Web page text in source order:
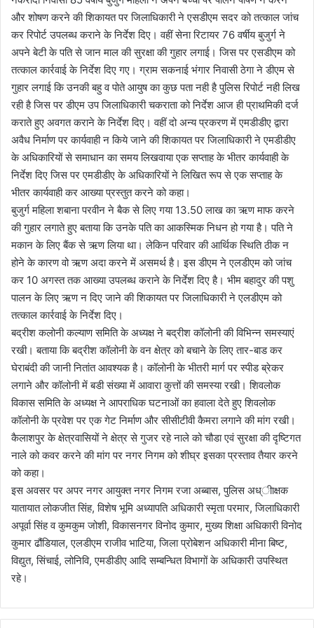
और शोषण करने की शिकायत पर जिलाधिकारी ने एसडीएम सदर को तत्काल जांच
कर रिपोर्ट उपलब्ध कराने के निर्देश दिए। वहीं सेना रिटायर 76 वर्षीय बुजुर्ग ने
अपने बेटी के पति से जान माल की सुरक्षा की गुहार लगाई। जिस पर एसडीएम को
तत्काल कार्रवाई के निर्देश दिए गए। ग्राम सकनाई भंगार निवासी ठेगा ने डीएम से
गुहार लगाई कि उनकी बहु व पोते आयुष का कुछ पता नही है पुलिस रिपोर्ट नही लिख
रही है जिस पर डीएम उप जिलाधिकारी चकराता को निर्देश आज ही प्राथमिकी दर्ज
कराते हुए अवगत कराने के निर्देश दिए। वहीं दो अन्य प्रकरण में एमडीडीए द्वारा
अवैध निर्माण पर कार्यवाही न किये जाने की शिकायत पर जिलाधिकारी ने एमडीडीए
के अधिकारियों से समाधान का समय लिखवाया एक सप्ताह के भीतर कार्यवाही के
निर्देश दिए जिस पर एमडीडीए के अधिकारियों ने लिखित रूप से एक सप्ताह के
भीतर कार्यवाही कर आख्या प्रस्तुत करने को कहा।
बुजुर्ग महिला शबाना परवीन ने बैक से लिए गया 13.50 लाख का ऋण माफ करने
की गुहार लगाते हुए बताया कि उनके पति का आकस्मिक निधन हो गया है। पति ने
मकान के लिए बैंक से ऋण लिया था। लेकिन परिवार की आर्थिक स्थिति ठीक न
होने के कारण वो ऋण अदा करने में असमर्थ है। इस डीएम ने एलडीएम को जांच
कर 10 अगस्त तक आख्या उपलब्ध कराने के निर्देश दिए है। भीम बहादुर की पशु
पालन के लिए ऋण न दिए जाने की शिकायत पर जिलाधिकारी ने एलडीएम को
तत्काल कार्रवाई के निर्देश दिए।
बद्रीश कलोनी कल्याण समिति के अध्यक्ष ने बद्रीश कॉलोनी की विभिन्न समस्याएं
रखी। बताया कि बद्रीश कॉलोनी के वन क्षेत्र को बचाने के लिए तार-बाड कर
घेराबंदी की जानी नितांत आवश्यक है। कॉलोनी के भीतरी मार्ग पर स्पीड ब्रेकर
लगाने और कॉलोनी में बडी संख्या में आवारा कुत्तों की समस्या रखी। शिवलोक
विकास समिति के अध्यक्ष ने आपराधिक घटनाओं का हवाला देते हुए शिवलोक
कॉलोनी के प्रवेश पर एक गेट निर्माण और सीसीटीवी कैमरा लगाने की मांग रखी।
कैलाशपुर के क्षेत्रवासियों ने क्षेत्र से गुजर रहे नाले को चौडा एवं सुरक्षा की दृष्टिगत
नाले को कवर करने की मांग पर नगर निगम को शीघ्र इसका प्रस्ताव तैयार करने
को कहा।
इस अवसर पर अपर नगर आयुक्त नगर निगम रजा अब्बास, पुलिस अध्ीाक्षक
यातायात लोकजीत सिंह, विशेष भूमि अध्यापति अधिकारी स्मृता परमार, जिलाधिकारी
अपूर्वा सिंह व कुमकुम जोशी, विकासनगर विनोद कुमार, मुख्य शिक्षा अधिकारी विनोद
कुमार ढौंडियाल, एलडीएम राजीव भाटिया, जिला प्रोबेशन अधिकारी मीना बिष्ट,
विद्युत, सिंचाई, लोनिवि, एमडीडीए आदि सम्बन्धित विभागों के अधिकारी उपस्थित
रहे।